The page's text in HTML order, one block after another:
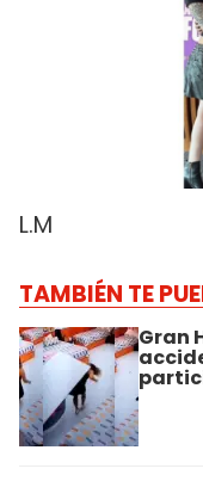
L.M
TAMBIÉN TE
Gran